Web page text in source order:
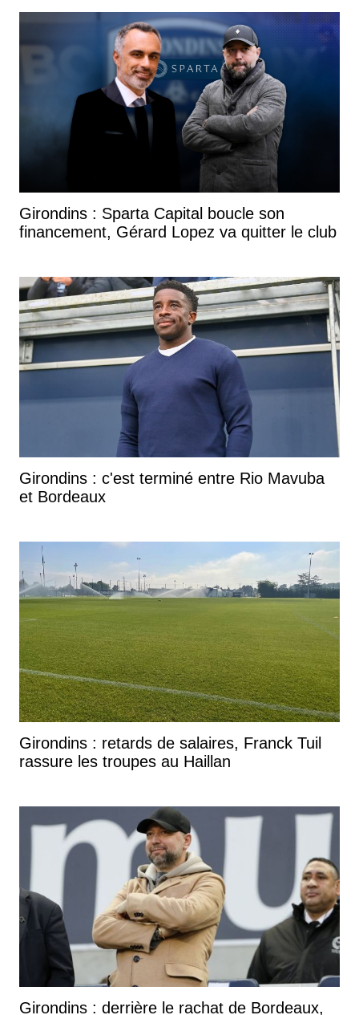
Girondins : Sparta Capital boucle son
financement, Gérard Lopez va quitter le club
Girondins : c'est terminé entre Rio Mavuba
et Bordeaux
Girondins : retards de salaires, Franck Tuil
rassure les troupes au Haillan
Girondins : derrière le rachat de Bordeaux,